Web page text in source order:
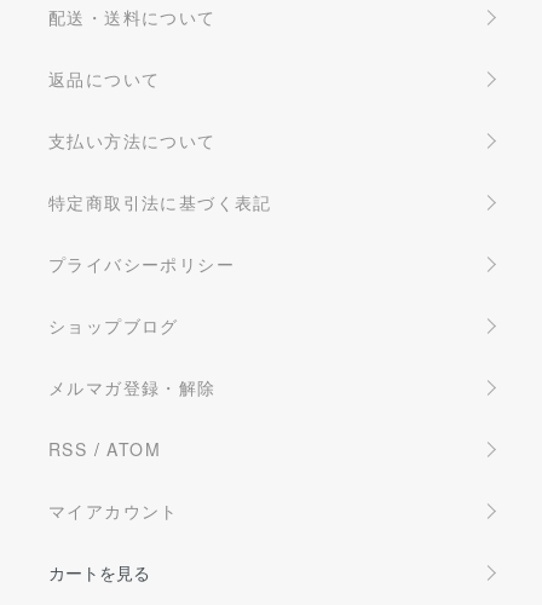
配送・送料について
返品について
支払い方法について
特定商取引法に基づく表記
プライバシーポリシー
ショップブログ
メルマガ登録・解除
RSS /ATOM
マイアカウント
カートを見る